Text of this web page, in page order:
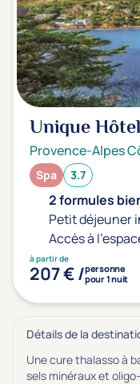
Unique Hôtel
Provence-Alpes
Spa 3.7
2 formules
Petit déjeuner
Accès à
à partir de
207 € /personne
pour 1 nuit
Détails de la
Une cure thalasso à
sels minéraux et